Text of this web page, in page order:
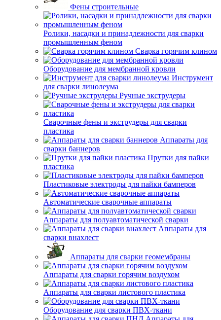
Фены строительные
Ролики, насадки и принадлежности для сварки
промышленным феном
Сварка горячим клином
Оборудование для мембранной кровли
Инструмент
для сварки линолеума
Ручные экструдеры
Сварочные фены и экструдеры для сварки
пластика
Аппараты для
сварки баннеров
Прутки для пайки
пластика
Пластиковые электроды для пайки бамперов
Автоматические сварочные аппараты
Аппараты для полуавтоматической сварки
Аппараты для
сварки внахлест
Аппараты для сварки геомембраны
Аппараты для сварки горячим воздухом
Аппараты для сварки листового пластика
Оборудование для сварки ПВХ-ткани